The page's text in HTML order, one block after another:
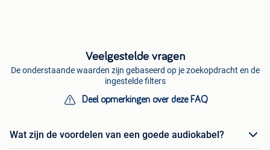
Veelgestelde vragen
De onderstaande waarden zijn gebaseerd op je zoekopdracht en de
ingestelde filters
Deel opmerkingen over deze FAQ
Wat zijn de voordelen van een goede audiokabel?